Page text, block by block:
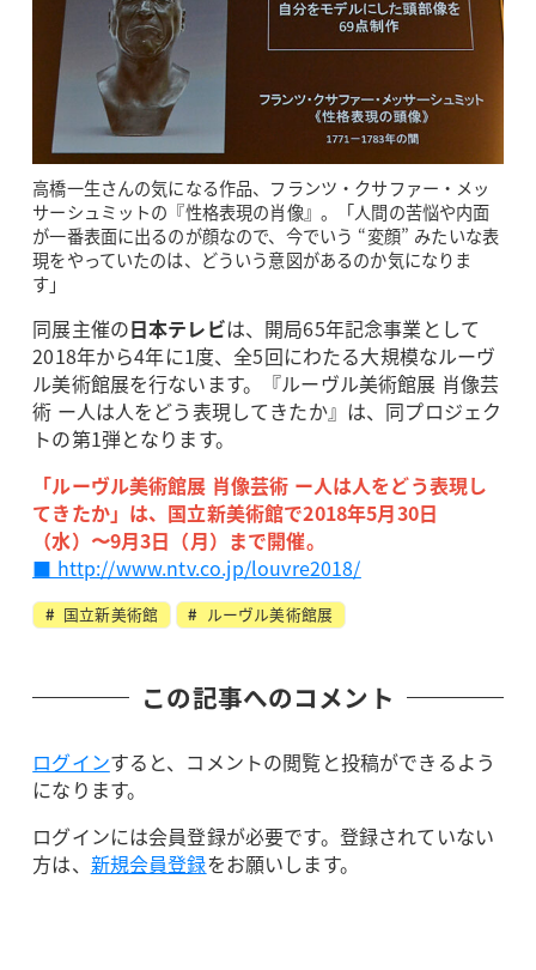
高橋一生さんの気になる作品、フランツ・クサファー・メッ
サーシュミットの『性格表現の肖像』。「人間の苦悩や内面
が一番表面に出るのが顔なので、今でいう “変顔” みたいな表
現をやっていたのは、どういう意図があるのか気になりま
す」
同展主催の日本テレビは、開局65年記念事業として
2018年から4年に1度、全5回にわたる大規模なルーヴ
ル美術館展を行ないます。『ルーヴル美術館展 肖像芸
術 ー人は人をどう表現してきたか』は、同プロジェク
トの第1弾となります。
「ルーヴル美術館展 肖像芸術 ー人は人をどう表現し
てきたか」は、国立新美術館で2018年5月30日
（水）〜9月3日（月）まで開催。
■ http://www.ntv.co.jp/louvre2018/
国立新美術館 ルーヴル美術館展
この記事へのコメント
ログインすると、コメントの閲覧と投稿ができるよう
になります。
ログインには会員登録が必要です。登録されていない
方は、 新規会員登録をお願いします。